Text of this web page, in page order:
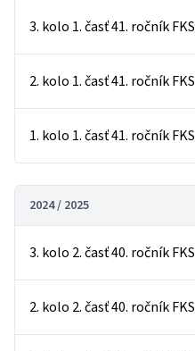
3. kolo 1. časť 41. ročník FKS
2. kolo 1. časť 41. ročník FKS
1. kolo 1. časť 41. ročník FKS
2024 / 2025
3. kolo 2. časť 40. ročník FKS
2. kolo 2. časť 40. ročník FKS